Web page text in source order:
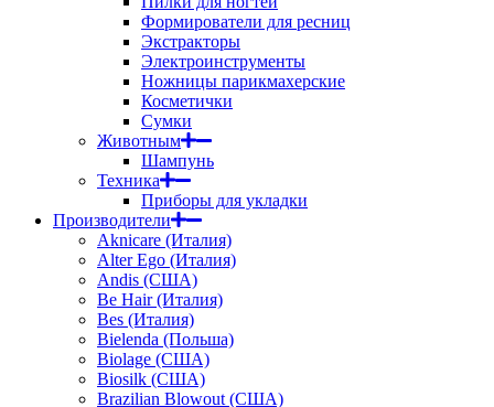
Формирователи для ресниц
Экстракторы
Электроинструменты
Ножницы парикмахерские
Косметички
Сумки
Животным
Шампунь
Техника
Приборы для укладки
Производители
Aknicare (Италия)
Alter Ego (Италия)
Andis (США)
Be Hair (Италия)
Bes (Италия)
Bielenda (Польша)
Biolage (США)
Biosilk (США)
Brazilian Blowout (США)